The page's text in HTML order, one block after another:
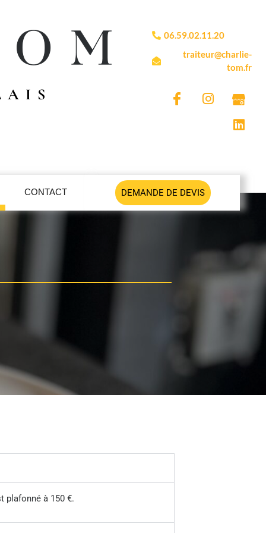
06.59.02.11.20
traiteur@charlie-
tom.fr
CONTACT DEMANDE DE DEVIS
plafonné à 150 €.